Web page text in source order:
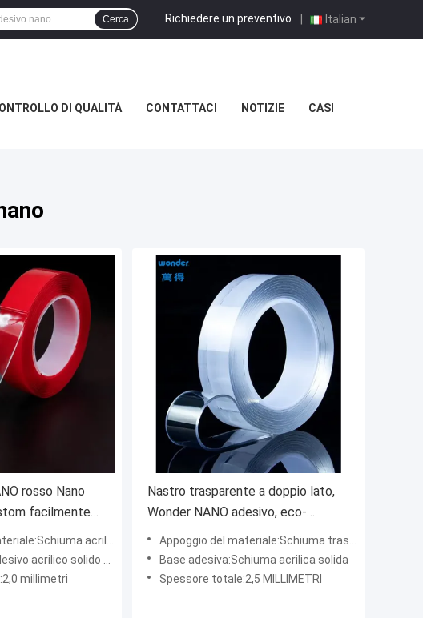
Italian
Richiedere un preventivo |
Cerca
DI QUALITÀ CONTATTACI NOTIZIE CASI
rosso Nano
facilmente
acrilica del gel
acrilico solido del gel
millimetri
Nastro trasparente a doppio lato,
Wonder NANO adesivo, eco-
friendly.
Appoggio del materiale:Schiuma trasparente acrilica del gel
Base adesiva:Schiuma acrilica solida
Spessore totale:2,5 MILLIMETRI